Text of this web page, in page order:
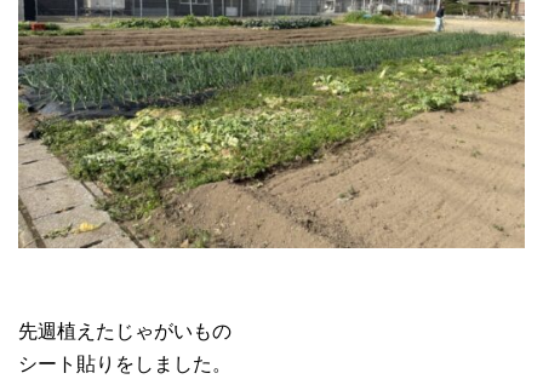
先週植えたじゃがいもの
シート貼りをしました。